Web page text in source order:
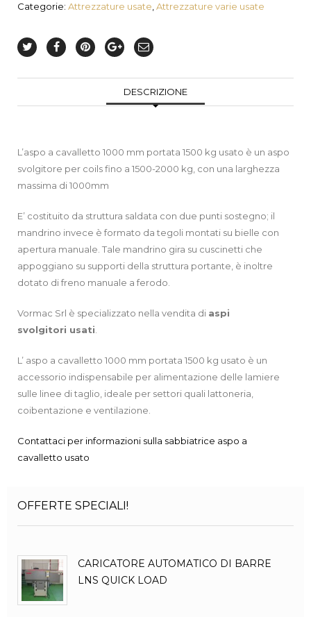
Categorie: Attrezzature usate Attrezzature varie usate
DESCRIZIONE
L’aspo a cavalletto 1000 mm portata 1500 kg usato è un aspo
svolgitore per coils fino a 1500-2000 kg, con una larghezza
massima di 1000mm
E’ costituito da struttura saldata con due punti sostegno; il
mandrino invece è formato da tegoli montati su bielle con
apertura manuale. Tale mandrino gira su cuscinetti che
appoggiano su supporti della struttura portante, è inoltre
dotato di freno manuale a ferodo.
Vormac Srl è specializzato nella vendita di aspi
svolgitori usati
L’ aspo a cavalletto 1000 mm portata 1500 kg usato è un
accessorio indispensabile per alimentazione delle lamiere
sulle linee di taglio, ideale per settori quali lattoneria,
coibentazione e ventilazione.
Contattaci per informazioni sulla sabbiatrice aspo a
cavalletto usato
OFFERTE SPECIALI!
CARICATORE AUTOMATICO DI BARRE
LNS QUICK LOAD